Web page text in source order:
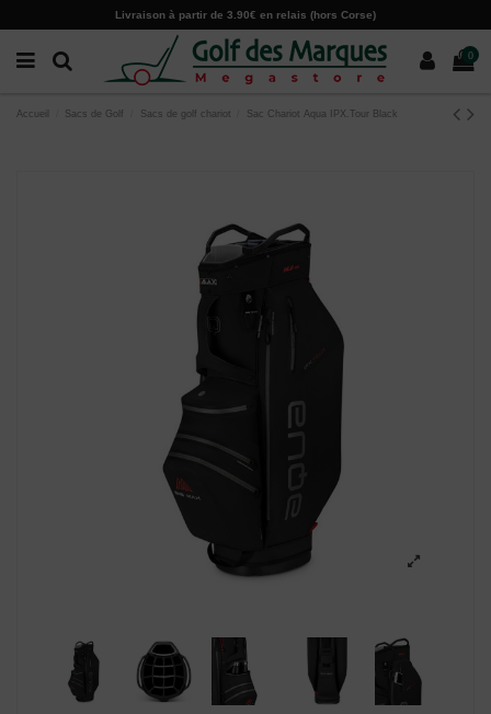
Livraison à partir de 3.90€ en relais (hors Corse)
0
Accueil Sacs de Golf Sacs de golf chariot Sac Chariot Aqua IPX.Tour Black
Paramètres des cookies